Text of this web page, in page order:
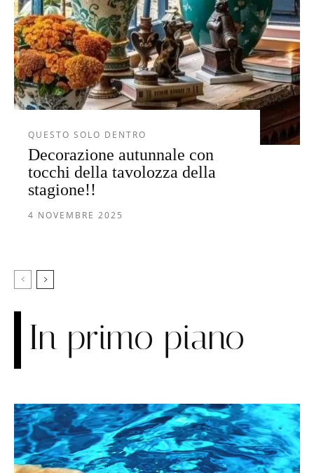
QUESTO SOLO DENTRO
Decorazione autunnale con
tocchi della tavolozza della
stagione!!
4 NOVEMBRE 2025
In primo piano